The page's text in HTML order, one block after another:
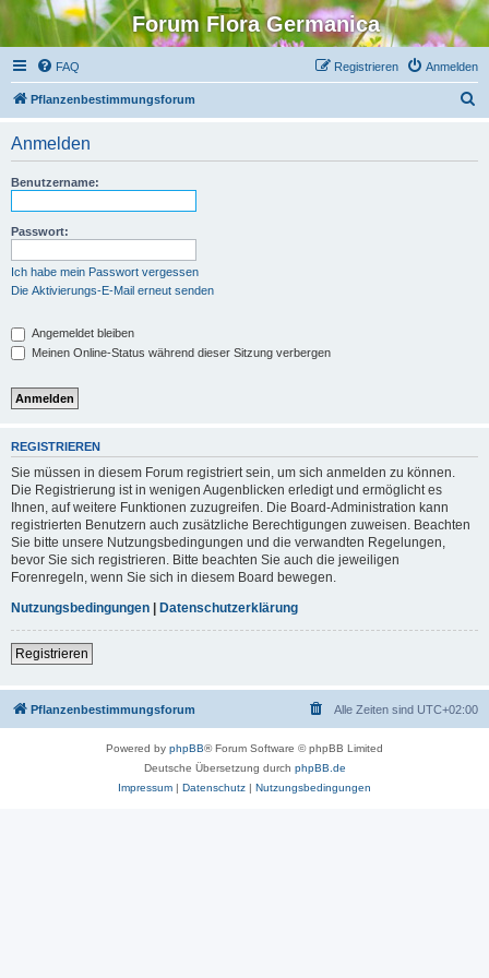
Forum Flora Germanica
FAQ Anmelden
Registrieren
Pflanzenbestimmungsforum
Anmelden
Benutzername:
Passwort:
Ich habe mein Passwort vergessen
Die Aktivierungs-E-Mail erneut senden
Angemeldet bleiben
Meinen Online-Status während dieser Sitzung verbergen
REGISTRIEREN
Sie müssen in diesem Forum registriert sein, um sich anmelden zu können.
Die Registrierung ist in wenigen Augenblicken erledigt und ermöglicht es
Ihnen, auf weitere Funktionen zuzugreifen. Die Board-Administration kann
registrierten Benutzern auch zusätzliche Berechtigungen zuweisen. Beachten
Sie bitte unsere Nutzungsbedingungen und die verwandten Regelungen,
bevor Sie sich registrieren. Bitte beachten Sie auch die jeweiligen
Forenregeln, wenn Sie sich in diesem Board bewegen.
Nutzungsbedingungen | Datenschutzerklärung
Registrieren
Pflanzenbestimmungsforum Alle Zeiten sind UTC+02:00
Powered by phpBB® Forum Software © phpBB Limited
Deutsche Übersetzung durch phpBB.de
Impressum | Datenschutz | Nutzungsbedingungen